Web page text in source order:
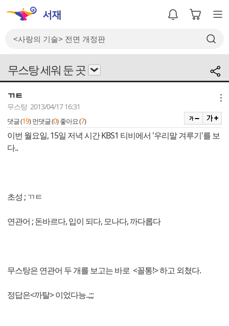
무스탕 세워 둔 곳
ㄲㅌ
무스탕 2013/04/17 16:31
댓글 (19) 먼댓글 (0) 좋아요 (7)
이번 월요일, 15일 저녁 시간 KBS1 티비에서 '우리말 겨루기'를 보
다..
초성 ; ㄲㅌ
연관어 ; 돈바르다, 입이 되다, 모나다, 까다롭다
무스탕은 연관어 두 개를 보고는 바로 <꼴통!> 하고 외쳤다.
정답은<까탈> 이었다능..;;;